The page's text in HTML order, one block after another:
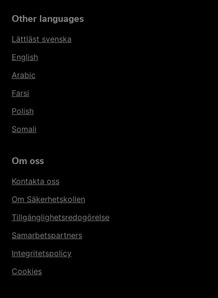
Other languages
Lättläst svenska
English
Arabic
Farsi
Polish
Somali
Om oss
Kontakta oss
Om Säkerhetskollen
Tillgänglighetsredogörelse
Samarbetspartners
Integritetspolicy
Cookies